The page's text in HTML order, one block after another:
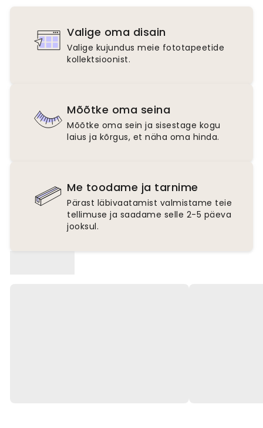
Valige oma disain
Valige kujundus meie fototapeetide
kollektsioonist.
Mõõtke oma seina
Mõõtke oma sein ja sisestage kogu
laius ja kõrgus, et näha oma hinda.
Me toodame ja tarnime
Pärast läbivaatamist valmistame teie
tellimuse ja saadame selle 2-5 päeva
jooksul.